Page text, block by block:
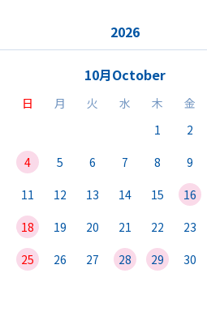
2026
10月October
日 月 火 水 木 金
1
2
4
5 6 7 8 9
11
12 13 14 15 16
18
19 20 21 22 23
25
26 27 28 29 30